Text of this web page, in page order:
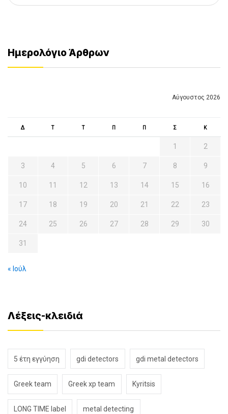
Ημερολόγιο Άρθρων
Αύγουστος 2026
Δ Τ Τ Π Π Σ Κ
1 2
3 4 5 6 7 8 9
10 11 12 13 14 15 16
17 18 19 20 21 22 23
24 25 26 27 28 29 30
31
« Ιούλ
Λέξεις-κλειδιά
5 έτη εγγύηση gdi detectors gdi metal detectors
Greek team Greek xp team Kyritsis
LONG TIME label metal detecting